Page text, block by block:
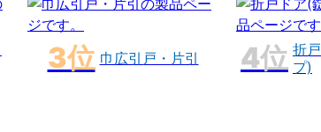
巾広引戸・片引
折
プ)